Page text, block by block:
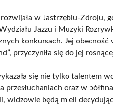
w Jastrzębiu-Zdroju,
Jazzu i Muzyki
konkursach. Jej obecność
przyczyniła się do jej
się nie tylko talentem
oraz w
widzowie będą mieli